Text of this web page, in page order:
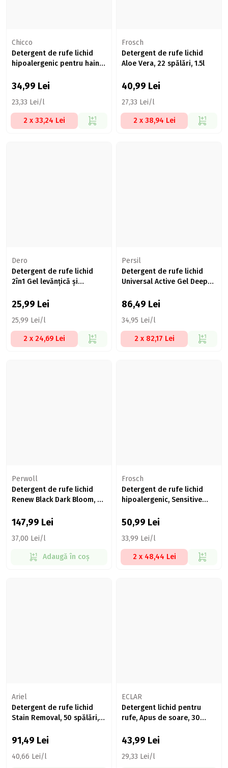
Chicco
Detergent de rufe lichid
hipoalergenic pentru haine,
34,99 Lei
23,33 Lei/l
2 x 33,24 Lei
Frosch
Detergent de rufe lichid
Aloe Vera, 22 spălări, 1.5l
40,99 Lei
27,33 Lei/l
2 x 38,94 Lei
Dero
Detergent de rufe lichid
2în1 Gel levănțică și
25,99 Lei
25,99 Lei/l
2 x 24,69 Lei
Persil
Detergent de rufe lichid
Universal Active Gel Deep
86,49 Lei
34,95 Lei/l
2 x 82,17 Lei
Perwoll
Detergent de rufe lichid
Renew Black Dark Bloom, 80
147,99 Lei
37,00 Lei/l
Adaugă în coș
Frosch
Detergent de rufe lichid
hipoalergenic, Sensitive
50,99 Lei
33,99 Lei/l
2 x 48,44 Lei
Ariel
Detergent de rufe lichid
Stain Removal, 50 spălări,
91,49 Lei
40,66 Lei/l
ECLAR
Detergent lichid pentru
rufe, Apus de soare, 30
43,99 Lei
29,33 Lei/l